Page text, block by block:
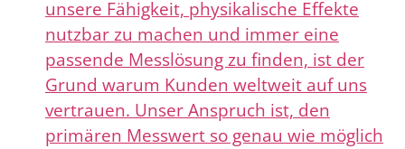
unsere Fähigkeit, physikalische Effekte
nutzbar zu machen und immer eine
passende Messlösung zu finden, ist der
Grund warum Kunden weltweit auf uns
vertrauen. Unser Anspruch ist, den
primären Messwert so genau wie möglich